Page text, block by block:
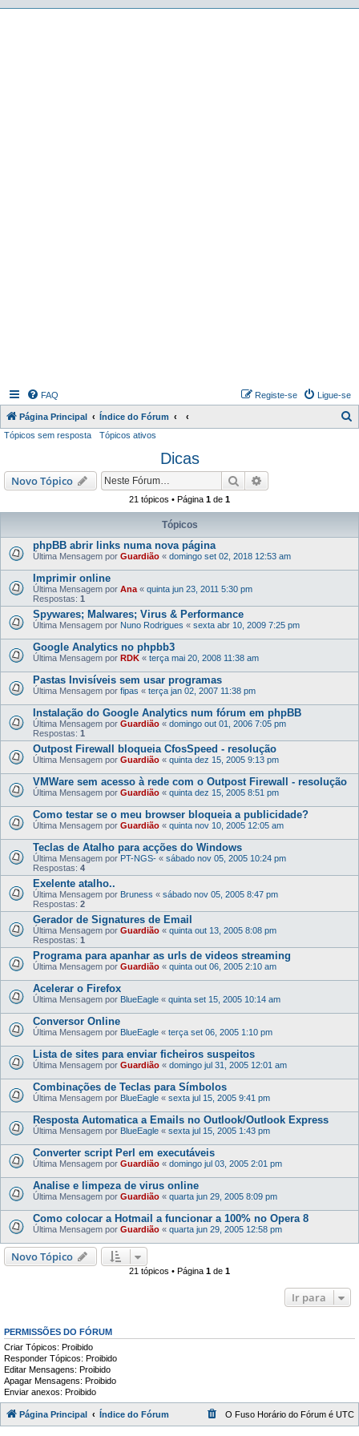
FAQ Ligue-se
Registe-se
Página Principal Índice do Fórum
i
r
Tópicos sem resposta Tópicos ativos
Dicas
Novo Tópico Pesquisar
21 tópicos • Página 1 de 1
Tópicos
phpBB abrir links numa nova página
Última Mensagem por Guardião « domingo set 02, 2018 12:53 am
Imprimir online
Última Mensagem por Ana « quinta jun 23, 2011 5:30 pm
Respostas: 1
Spywares; Malwares; Virus & Performance
Última Mensagem por Nuno Rodrigues « sexta abr 10, 2009 7:25 pm
Google Analytics no phpbb3
Última Mensagem por RDK « terça mai 20, 2008 11:38 am
Pastas Invisíveis sem usar programas
Última Mensagem por fipas « terça jan 02, 2007 11:38 pm
Instalação do Google Analytics num fórum em phpBB
Última Mensagem por Guardião « domingo out 01, 2006 7:05 pm
Respostas: 1
Outpost Firewall bloqueia CfosSpeed - resolução
Última Mensagem por Guardião « quinta dez 15, 2005 9:13 pm
VMWare sem acesso à rede com o Outpost Firewall - resolução
Última Mensagem por Guardião « quinta dez 15, 2005 8:51 pm
Como testar se o meu browser bloqueia a publicidade?
Última Mensagem por Guardião « quinta nov 10, 2005 12:05 am
Teclas de Atalho para acções do Windows
Última Mensagem por PT-NGS- « sábado nov 05, 2005 10:24 pm
Respostas: 4
Exelente atalho..
Última Mensagem por Bruness « sábado nov 05, 2005 8:47 pm
Respostas: 2
Gerador de Signatures de Email
Última Mensagem por Guardião « quinta out 13, 2005 8:08 pm
Respostas: 1
Programa para apanhar as urls de videos streaming
Última Mensagem por Guardião « quinta out 06, 2005 2:10 am
Acelerar o Firefox
Última Mensagem por BlueEagle « quinta set 15, 2005 10:14 am
Conversor Online
Última Mensagem por BlueEagle « terça set 06, 2005 1:10 pm
Lista de sites para enviar ficheiros suspeitos
Última Mensagem por Guardião « domingo jul 31, 2005 12:01 am
Combinações de Teclas para Símbolos
Última Mensagem por BlueEagle « sexta jul 15, 2005 9:41 pm
Resposta Automatica a Emails no Outlook/Outlook Express
Última Mensagem por BlueEagle « sexta jul 15, 2005 1:43 pm
Converter script Perl em executáveis
Última Mensagem por Guardião « domingo jul 03, 2005 2:01 pm
Analise e limpeza de virus online
Última Mensagem por Guardião « quarta jun 29, 2005 8:09 pm
Como colocar a Hotmail a funcionar a 100% no Opera 8
Última Mensagem por Guardião « quarta jun 29, 2005 12:58 pm
Novo Tópico
21 tópicos • Página 1 de 1
Ir para
PERMISSÕES DO FÓRUM
Criar Tópicos: Proibido
Responder Tópicos: Proibido
Editar Mensagens: Proibido
Apagar Mensagens: Proibido
Enviar anexos: Proibido
Página Principal Índice do Fórum O Fuso Horário do Fórum é UTC